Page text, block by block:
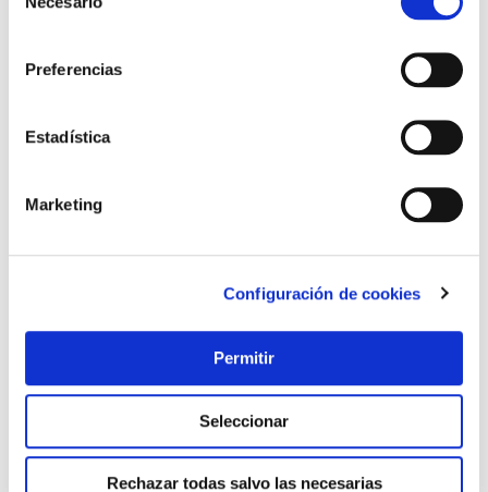
Preferencias
Estadística
Marketing
Configuración de cookies
Permitir
Seleccionar
Rechazar todas salvo las necesarias